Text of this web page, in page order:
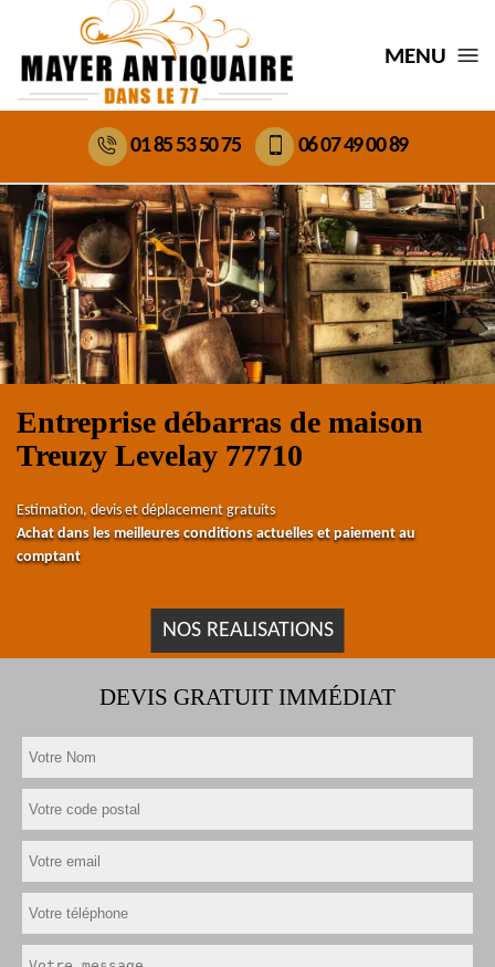
MENU
01 85 53 50 75 06 07 49 00 89
Entreprise débarras de maison
Treuzy Levelay 77710
Estimation, devis et déplacement gratuits
Achat dans les meilleures conditions actuelles et paiement au
comptant
NOS REALISATIONS
DEVIS GRATUIT IMMÉDIAT